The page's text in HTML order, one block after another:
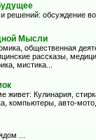
решений: обсуждение
Мысли
общественная
рассказы,
мистика...
живет: Кулинария,
компьютеры, авто-
...